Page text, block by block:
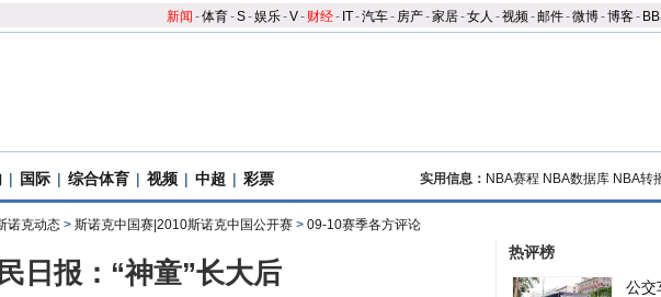
新闻 -体育-S-娱乐-V- 财经- IT-汽车- 房产-家居-女人 -视频-邮件-微博-博客-
| 国际 | 综合体育 | 视频 | 中超 | 彩票 实用信息： NBA赛程 NBA数据库 NBA转
诺克动态 > 斯诺克中国赛|2010斯诺克中国公开赛 > 09-10赛季各方评论
日报：“神童”长大后
热评榜
公交